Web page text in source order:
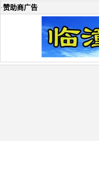
·赞助商广告